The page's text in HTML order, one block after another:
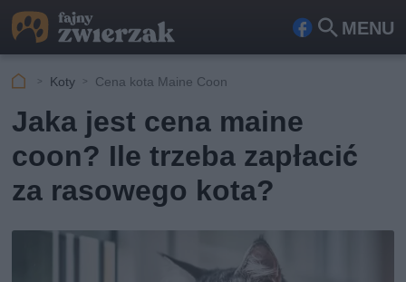
MENU
Fa Szu
Koty Cena kota Maine Coon
Jaka jest cena maine
coon? Ile trzeba zapłacić
za rasowego kota?